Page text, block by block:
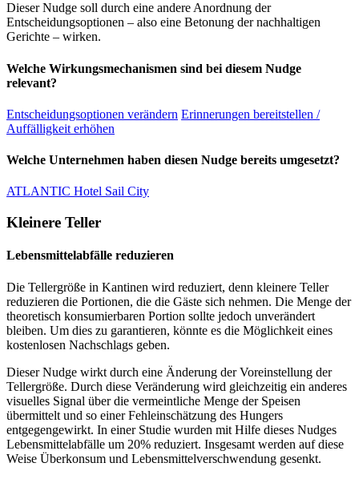
Dieser Nudge soll durch eine andere Anordnung der
Entscheidungsoptionen – also eine Betonung der nachhaltigen
Gerichte – wirken.
Welche Wirkungsmechanismen sind bei diesem Nudge
relevant?
Entscheidungsoptionen verändern Erinnerungen bereitstellen /
Auffälligkeit erhöhen
Welche Unternehmen haben diesen Nudge bereits umgesetzt?
ATLANTIC Hotel Sail City
Kleinere Teller
Lebensmittelabfälle reduzieren
Die Tellergröße in Kantinen wird reduziert, denn kleinere Teller
reduzieren die Portionen, die die Gäste sich nehmen. Die Menge der
theoretisch konsumierbaren Portion sollte jedoch unverändert
bleiben. Um dies zu garantieren, könnte es die Möglichkeit eines
kostenlosen Nachschlags geben.
Dieser Nudge wirkt durch eine Änderung der Voreinstellung der
Tellergröße. Durch diese Veränderung wird gleichzeitig ein anderes
visuelles Signal über die vermeintliche Menge der Speisen
übermittelt und so einer Fehleinschätzung des Hungers
entgegengewirkt. In einer Studie wurden mit Hilfe dieses Nudges
Lebensmittelabfälle um 20% reduziert. Insgesamt werden auf diese
Weise Überkonsum und Lebensmittelverschwendung gesenkt.